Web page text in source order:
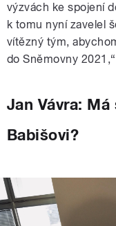
výzvách ke spojení
k tomu nyní zavelel
vítězný tým,
do Sněmovny
Jan Vávra:
Babišovi?